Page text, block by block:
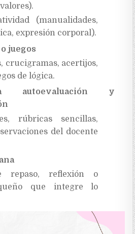
(manualidades,
expresión corporal).
juegos
crucigramas, acertijos,
de lógica.
autoevaluación y
rúbricas sencillas,
del docente
repaso, reflexión o
que integre lo